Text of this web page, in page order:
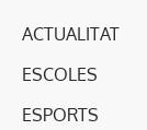
ACTUALITAT
ESCOLES
ESPORTS